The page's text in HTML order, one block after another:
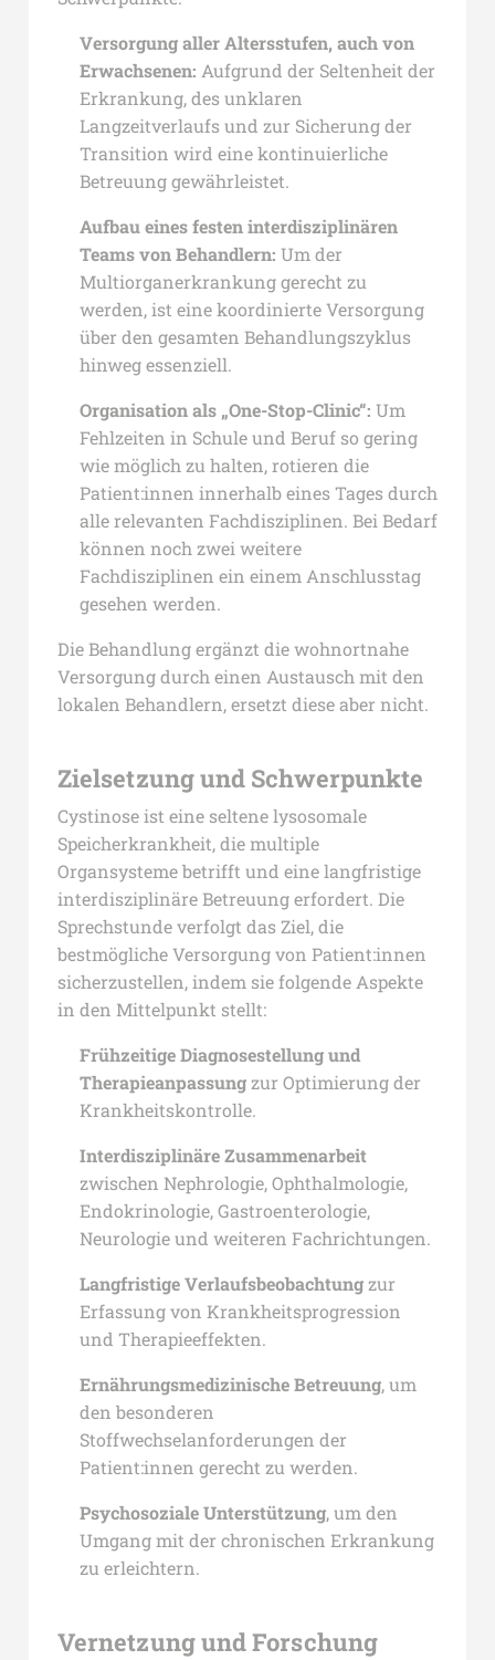
Versorgung aller Altersstufen, auch von
Erwachsenen: Aufgrund der Seltenheit der
Erkrankung, des unklaren
Langzeitverlaufs und zur Sicherung der
Transition wird eine kontinuierliche
Betreuung gewährleistet.
Aufbau eines festen interdisziplinären
Teams von Behandlern: Um der
Multiorganerkrankung gerecht zu
werden, ist eine koordinierte Versorgung
über den gesamten Behandlungszyklus
hinweg essenziell.
Organisation als „One-Stop-Clinic“: Um
Fehlzeiten in Schule und Beruf so gering
wie möglich zu halten, rotieren die
Patient:innen innerhalb eines Tages durch
alle relevanten Fachdisziplinen. Bei Bedarf
können noch zwei weitere
Fachdisziplinen ein einem Anschlusstag
gesehen werden.
Die Behandlung ergänzt die wohnortnahe
Versorgung durch einen Austausch mit den
lokalen Behandlern, ersetzt diese aber nicht.
Zielsetzung und Schwerpunkte
Cystinose ist eine seltene lysosomale
Speicherkrankheit, die multiple
Organsysteme betrifft und eine langfristige
interdisziplinäre Betreuung erfordert. Die
Sprechstunde verfolgt das Ziel, die
bestmögliche Versorgung von Patient:innen
sicherzustellen, indem sie folgende Aspekte
in den Mittelpunkt stellt:
Frühzeitige Diagnosestellung und
Therapieanpassung zur Optimierung der
Krankheitskontrolle.
Interdisziplinäre Zusammenarbeit
zwischen Nephrologie, Ophthalmologie,
Endokrinologie, Gastroenterologie,
Neurologie und weiteren Fachrichtungen.
Langfristige Verlaufsbeobachtung zur
Erfassung von Krankheitsprogression
und Therapieeffekten.
Ernährungsmedizinische Betreuung, um
den besonderen
Stoffwechselanforderungen der
Patient:innen gerecht zu werden.
Psychosoziale Unterstützung, um den
Umgang mit der chronischen Erkrankung
zu erleichtern.
Vernetzung und Forschung